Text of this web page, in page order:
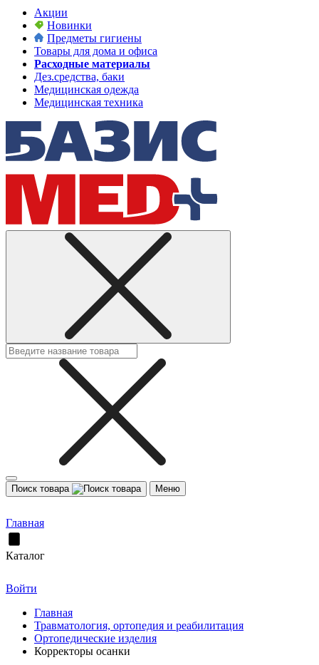
Акции
Новинки
Предметы гигиены
Товары для дома и офиса
Расходные материалы
Дез.средства, баки
Медицинская одежда
Медицинская техника
Поиск товара Меню
Главная
Каталог
Войти
Главная
Травматология, ортопедия и реабилитация
Ортопедические изделия
Корректоры осанки